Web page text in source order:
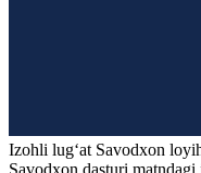
Izohli lugʻat Savodxon
Savodxon dasturi